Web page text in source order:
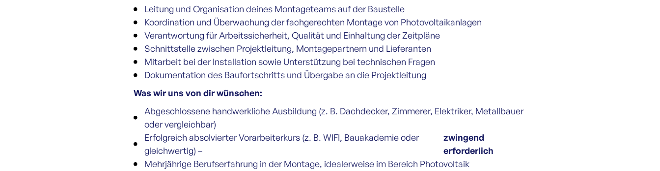
Leitung und Organisation deines Montageteams auf der Baustelle
Koordination und Überwachung der fachgerechten Montage von Photovoltaikanlagen
Verantwortung für Arbeitssicherheit, Qualität und Einhaltung der Zeitpläne
Schnittstelle zwischen Projektleitung, Montagepartnern und Lieferanten
Mitarbeit bei der Installation sowie Unterstützung bei technischen Fragen
Dokumentation des Baufortschritts und Übergabe an die Projektleitung
Was wir uns von dir wünschen:
Abgeschlossene handwerkliche Ausbildung (z. B. Dachdecker, Zimmerer, Elektriker, Metallbauer
oder vergleichbar)
Erfolgreich absolvierter Vorarbeiterkurs (z. B. WIFI, Bauakademie oder
gleichwertig) –
zwingend
erforderlich
Mehrjährige Berufserfahrung in der Montage, idealerweise im Bereich Photovoltaik